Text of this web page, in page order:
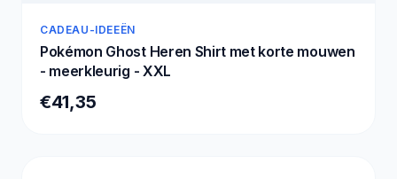
CADEAU-IDEEËN
Pokémon Ghost Heren Shirt met korte mouwen
- meerkleurig - XXL
€41,35